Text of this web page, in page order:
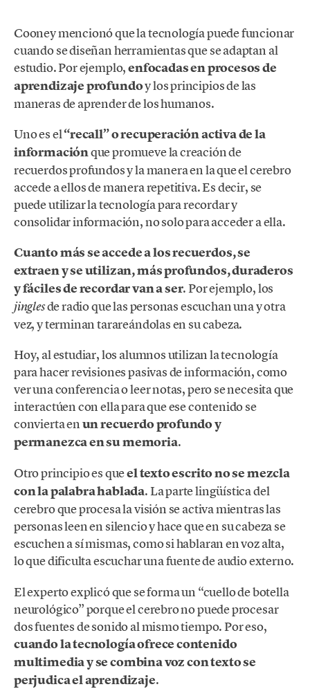
Cooney mencionó que la tecnología puede funcionar
cuando se diseñan herramientas que se adaptan al
estudio. Por ejemplo,enfocadas en procesos de
aprendizaje profundoy los principios de las
maneras de aprender de los humanos.
Uno es el“recall” o recuperación activa de la
informaciónque promueve la creación de
recuerdos profundos y la manera en la que el cerebro
accede a ellos de manera repetitiva. Es decir, se
puede utilizar la tecnología para recordar y
consolidar información, no solo para acceder a ella.
Cuanto más se accede a los recuerdos, se
extraen y se utilizan, más profundos, duraderos
y fáciles de recordar van a ser. Por ejemplo, los
jinglesde radio que las personas escuchan una y otra
vez, y terminan tarareándolas en su cabeza.
Hoy, al estudiar, los alumnos utilizan la tecnología
para hacer revisiones pasivas de información, como
ver una conferencia o leer notas, pero se necesita que
interactúen con ella para que ese contenido se
convierta enun recuerdo profundo y
permanezca en su memoria.
Otro principio es queel texto escrito no se mezcla
con la palabra hablada. La parte lingüística del
cerebro que procesa la visión se activa mientras las
personas leen en silencio y hace que en su cabeza se
escuchen a sí mismas, como si hablaran en voz alta,
lo que dificulta escuchar una fuente de audio externo.
El experto explicó que se forma un “cuello de botella
neurológico” porque el cerebro no puede procesar
dos fuentes de sonido al mismo tiempo. Por eso,
cuando la tecnología ofrece contenido
multimedia y se combina voz con texto se
perjudica el aprendizaje.